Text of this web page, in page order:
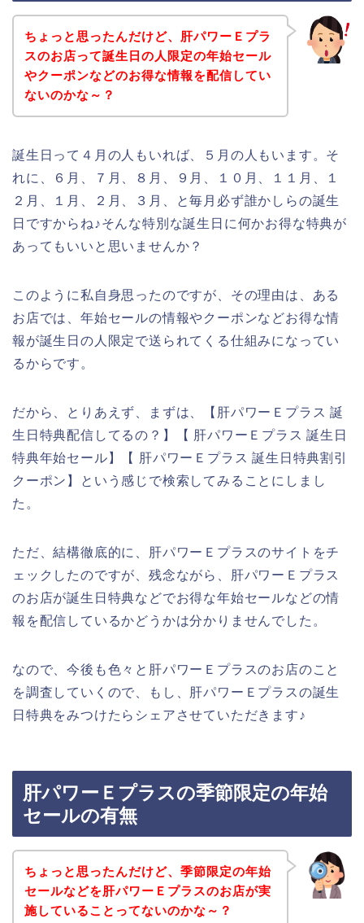
ちょっと思ったんだけど、肝パワーＥプラ
スのお店って誕生日の人限定の年始セール
やクーポンなどのお得な情報を配信してい
ないのかな～？
誕生日って４月の人もいれば、５月の人もいます。そ
れに、６月、７月、８月、９月、１０月、１１月、１
２月、１月、２月、３月、と毎月必ず誰かしらの誕生
日ですからね♪そんな特別な誕生日に何かお得な特典が
あってもいいと思いませんか？
このように私自身思ったのですが、その理由は、ある
お店では、年始セールの情報やクーポンなどお得な情
報が誕生日の人限定で送られてくる仕組みになってい
るからです。
だから、とりあえず、まずは、【肝パワーＥプラス 誕
生日特典配信してるの？】【 肝パワーＥプラス 誕生日
特典年始セール】【 肝パワーＥプラス 誕生日特典割引
クーポン】という感じで検索してみることにしまし
た。
ただ、結構徹底的に、肝パワーＥプラスのサイトをチ
ェックしたのですが、残念ながら、肝パワーＥプラス
のお店が誕生日特典などでお得な年始セールなどの情
報を配信しているかどうかは分かりませんでした。
なので、今後も色々と肝パワーＥプラスのお店のこと
を調査していくので、もし、肝パワーＥプラスの誕生
日特典をみつけたらシェアさせていただきます♪
肝パワーＥプラスの季節限定の年始
セールの有無
ちょっと思ったんだけど、季節限定の年始
セールなどを肝パワーＥプラスのお店が実
施していることってないのかな～？